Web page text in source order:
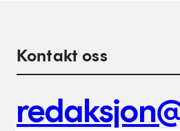
Kontakt oss